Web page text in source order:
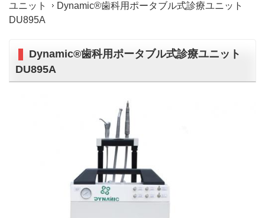
ユニット
Dynamic®歯科用ポータブル式診療ユニット
DU895A
Dynamic®歯科用ポータブル式診療ユニット
DU895A